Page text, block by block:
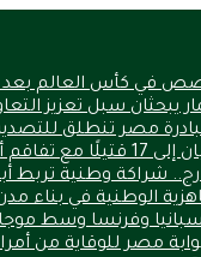
في كأس العالم بعد
يبحثان سبل تعزيز
مبادرة مصر تنطلق
والحرارة
شراكة وطنية تربط
الوطنية في بناء
إسبانيا وفرنسا وسط
بوابة مصر للوقاية من